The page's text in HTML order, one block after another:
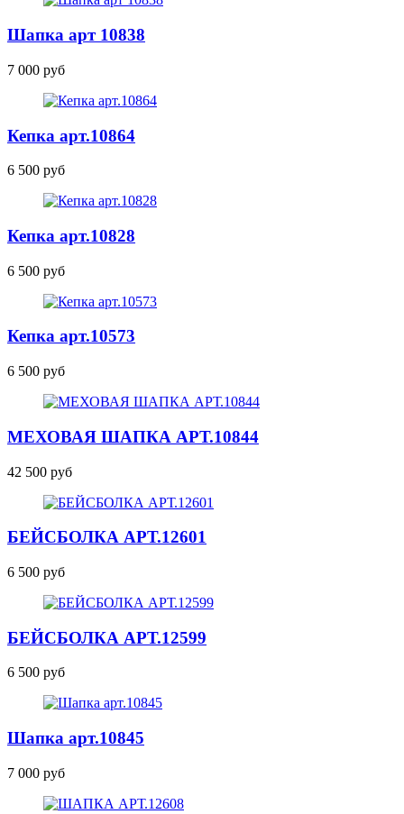
Шапка арт 10838
7 000 руб
Кепка арт.10864
6 500 руб
Кепка арт.10828
6 500 руб
Кепка арт.10573
6 500 руб
МЕХОВАЯ ШАПКА АРТ.10844
42 500 руб
БЕЙСБОЛКА АРТ.12601
6 500 руб
БЕЙСБОЛКА АРТ.12599
6 500 руб
Шапка арт.10845
7 000 руб